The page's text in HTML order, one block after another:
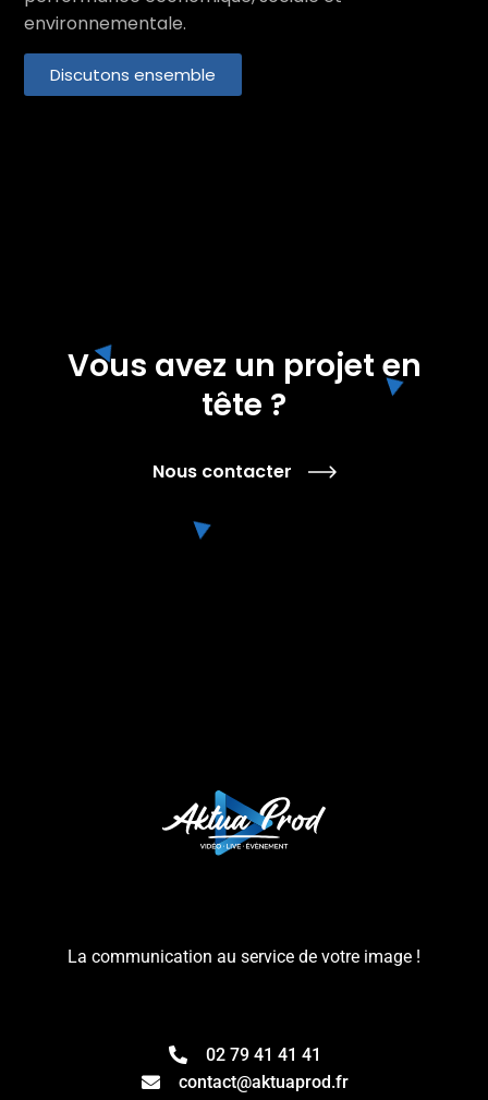
environnementale.
Discutons ensemble
Vous avez un projet en
tête ?
Nous contacter
La communication au service de votre image !
02 79 41 41 41
contact@aktuaprod.fr